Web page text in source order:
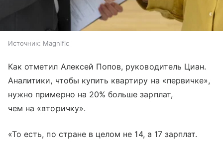
Источник: Magnific
Как отметил Алексей Попов, руководитель Циан.
Аналитики, чтобы купить квартиру на «первичке»,
нужно примерно на 20% больше зарплат,
чем на «вторичку».
«То есть, по стране в целом не 14, а 17 зарплат.